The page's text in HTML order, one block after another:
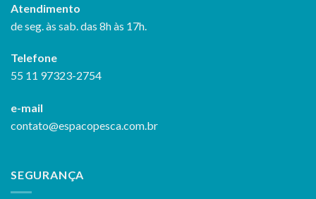
Atendimento
de seg. às sab. das 8h às 17h.
Telefone
55 11 97323-2754
e-mail
contato@espacopesca.com.br
SEGURANÇA